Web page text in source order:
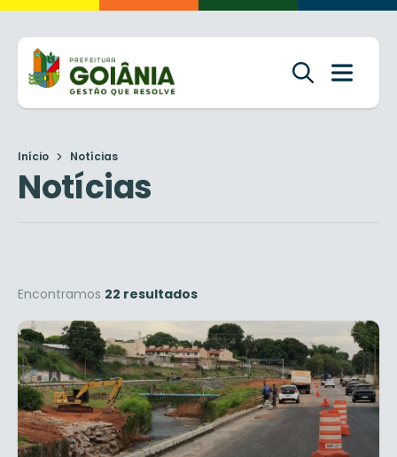
Início Notícias
Notícias
Encontramos 22 resultados